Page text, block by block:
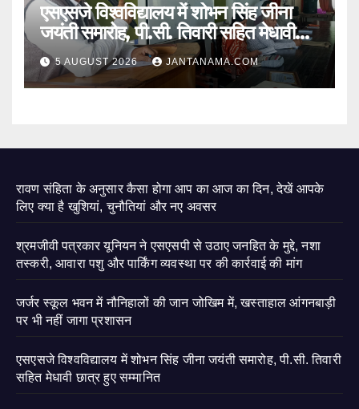
एसएसजे विश्वविद्यालय में शोभन सिंह जीना
जयंती समारोह, पी.सी. तिवारी सहित मेधावी
छात्र हुए सम्मानित
5 AUGUST 2026 JANTANAMA.COM
रावण संहिता के अनुसार कैसा होगा आप का आज का दिन, देखें आपके
लिए क्या है खुशियां, चुनौतियां और नए अवसर
श्रमजीवी पत्रकार यूनियन ने एसएसपी से उठाए जनहित के मुद्दे, नशा
तस्करी, आवारा पशु और पार्किंग व्यवस्था पर की कार्रवाई की मांग
जर्जर स्कूल भवन में नौनिहालों की जान जोखिम में, खस्ताहाल आंगनबाड़ी
पर भी नहीं जागा प्रशासन
एसएसजे विश्वविद्यालय में शोभन सिंह जीना जयंती समारोह, पी.सी. तिवारी
सहित मेधावी छात्र हुए सम्मानित